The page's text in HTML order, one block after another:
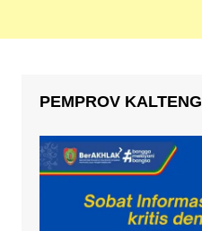
PEMPROV KALTENG